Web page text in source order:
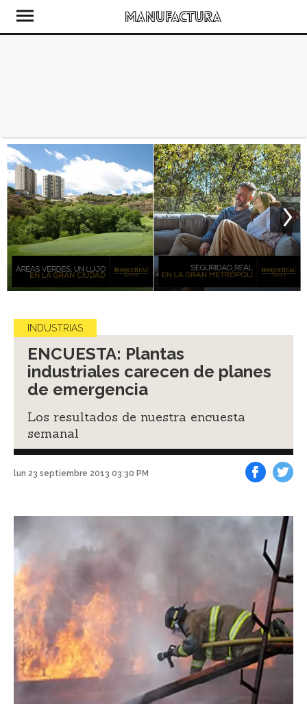
INDUSTRIAS
ENCUESTA: Plantas
industriales carecen de planes
de emergencia
Los resultados de nuestra encuesta
semanal
lun 23 septiembre 2013 03:30 PM